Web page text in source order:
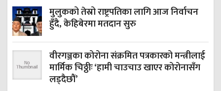
मुलुकको तेस्रो राष्ट्रपतिका लागि आज निर्वाचन
हुँदै, केहिबेरमा मतदान सुरु
वीरगञ्जका कोरोना संक्रमित पत्रकारको मन्त्रीलाई
मार्मिक चिठ्ठीः ‘हामी चाउचाउ खाएर कोरोनासँग
लड्दैछौं’